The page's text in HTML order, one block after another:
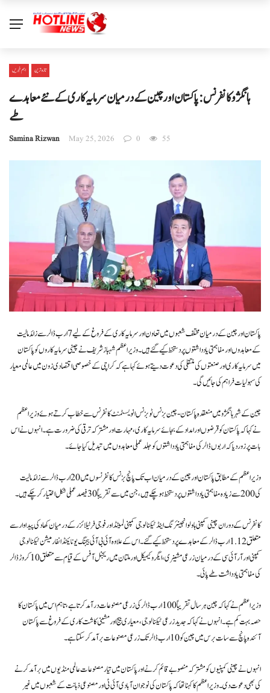
اہم خبریں تازہ ترین
ہانگژو کانفرنس: پاکستان اور چین کے درمیان سرمایہ کاری کے نئے معاہدے
طے
Samina Rizwan May 25, 2026 0 55
پاکستان اور چین کے درمیان مختلف شعبوں میں تعاون اور سرمایہ کاری کے فروغ کے لیے 7 ارب ڈالر سے زائد مالیت
کے معاہدوں اور مفاہمتی یادداشتوں پر دستخط کیے گئے ہیں۔ وزیراعظم شہباز شریف نے چینی سرمایہ کاروں کو پاکستان
میں سرمایہ کاری اور صنعتوں کی منتقلی کی دعوت دیتے ہوئے کہا ہے کہ کراچی کے خصوصی اقتصادی زون میں عالمی معیار
کی سہولیات فراہم کی جائیں گی۔
چین کے شہر ہانگژو میں منعقدہ پاکستان-چین بزنس ٹو بزنس انویسٹمنٹ کانفرنس سے خطاب کرتے ہوئے وزیراعظم
نے کہا کہ پاکستان کو قرضوں اور امداد کے بجائے سرمایہ کاری، مہارت اور مشترکہ ترقی کی ضرورت ہے۔ انہوں نے اس
بات پر زور دیا کہ اربوں ڈالر کی مفاہمتی یادداشتوں کو جلد عملی معاہدوں میں تبدیل کیا جائے۔
وزیراعظم کے مطابق پاکستان اور چین کے درمیان اب تک پانچ بزنس کانفرنسوں میں 20 ارب ڈالر سے زائد مالیت
کی 200 سے زیادہ مفاہمتی یادداشتوں پر دستخط ہو چکے ہیں، جن میں سے تقریباً 30 فیصد عملی شکل اختیار کر چکے ہیں۔
کانفرنس کے دوران چینی کمپنی ہاولو انجینئرنگ اینڈ ٹیکنالوجی کمپنی لمیٹڈ اور فوجی فرٹیلائزر کے درمیان کھاد کی پیداوار سے
متعلق 1.12 ارب ڈالر کے معاہدے پر دستخط کیے گئے۔ اس کے علاوہ آئی بی آئی بیجنگ یونائیٹڈ انفارمیشن ٹیکنالوجی
کمپنی اور آر آئی سی کے درمیان زرعی مشینری، ایگرو کیمیکل اور ملتان میں ریجنل آفس کے قیام سے متعلق 10 کروڑ ڈالر
کی مفاہمتی یادداشت طے پائی۔
وزیراعظم نے کہا کہ چین ہر سال تقریباً 100 ارب ڈالر کی زرعی مصنوعات درآمد کرتا ہے، تاہم اس میں پاکستان کا
حصہ بہت کم ہے۔ انہوں نے کہا کہ جدید زرعی ٹیکنالوجی، معیاری بیج اور مشینی کاشت کاری کے فروغ سے پاکستان
آئندہ پانچ سے سات برس میں چین کو 10 ارب ڈالر تک زرعی مصنوعات برآمد کر سکتا ہے۔
انہوں نے چینی کمپنیوں کو مشترکہ منصوبے قائم کرنے اور پاکستان میں تیار مصنوعات عالمی منڈیوں میں برآمد کرنے
کی بھی دعوت دی۔ وزیراعظم کا کہنا تھا کہ پاکستان کی نوجوان آبادی آئی ٹی اور مصنوعی ذہانت کے شعبوں میں غیر